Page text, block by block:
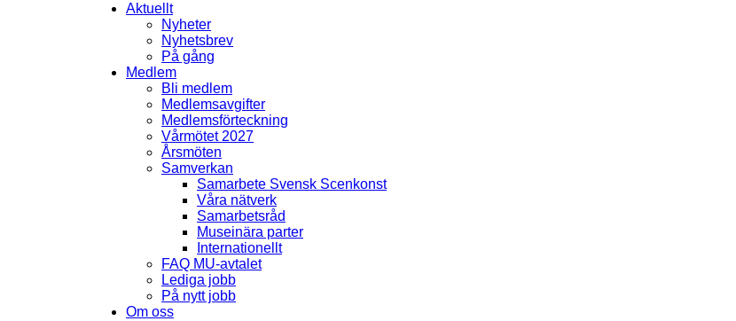
Aktuellt
Nyheter
Nyhetsbrev
På gång
Medlem
Bli medlem
Medlemsavgifter
Medlemsförteckning
Vårmötet 2027
Årsmöten
Samverkan
Samarbete Svensk Scenkonst
Våra nätverk
Samarbetsråd
Museinära parter
Internationellt
FAQ MU-avtalet
Lediga jobb
På nytt jobb
Om oss